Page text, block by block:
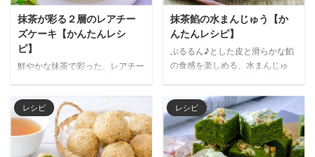
抹茶が彩る２層のレアチー
ズケーキ【かんたんレシ
ピ】
鮮やかな抹茶で彩った、レアチー
ル模様が鮮やかに浮かび上がり、
美しいスイーツになります。抹茶
と相性の良いホワイトチョコレー
トを混ぜることで、より深みのあ
抹茶餡の水まんじゅう【か
んたんレシピ】
ぷるるん♪とした皮と滑らかな餡
の食感を楽しめる、水まんじゅ
うでしょう。 餡を抹茶にする
と、上品な逸品としていただけま
す。半透明の皮の中に閉じ込め
た、抹茶餡の緑が美しく映える和
レシピ レシピ